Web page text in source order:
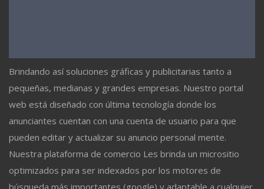
Brindando así soluciones gráficas y publicitarias tanto a
pequeñas, medianas y grandes empresas. Nuestro portal
web está diseñado con última tecnología donde los
anunciantes cuentan con una cuenta de usuario para que
pueden editar y actualizar su anuncio personal mente.
Nuestra plataforma de comercio Les brinda un micrositio
optimizados para ser indexados por los motores de
búsqueda más importantes (google) y adaptable a cualquier